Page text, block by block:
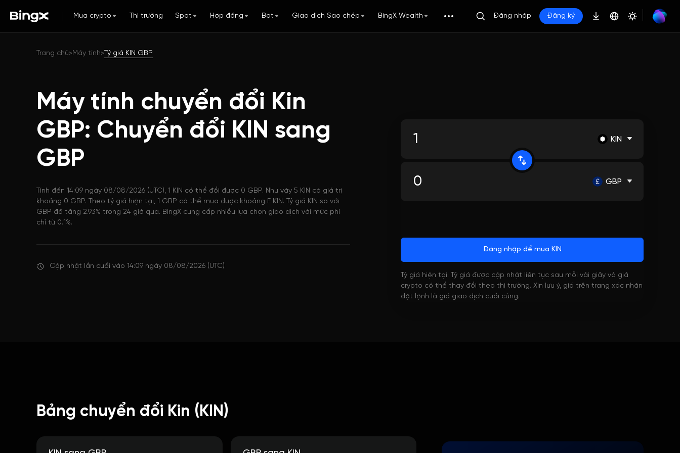
Mua crypto Thị trường Spot Hợp đồng Bot Giao dịch Sao chép BingX Wealth Đăng nhập Đăng ký
Trang chủ>Máy tính> Tỷ giá KIN GBP
Máy tính chuyển đổi Kin
GBP: Chuyển đổi KIN sang
GBP
Tính đến 14:09 ngày 08/08/2026 (UTC), 1 KIN có thể đổi được 0 GBP. Như vậy 5 KIN có giá trị
khoảng 0 GBP. Theo tỷ giá hiện tại, 1 GBP có thể mua được khoảng E KIN. Tỷ giá KIN so với
GBP đã tăng 2.93% trong 24 giờ qua. BingX cung cấp nhiều lựa chọn giao dịch với mức phí
chỉ từ 0.1%.
Cập nhật lần cuối vào 14:09 ngày 08/08/2026 (UTC)
KIN
GBP
Đăng nhập để mua KIN
Tỷ giá hiện tại: Tỷ giá được cập nhật liên tục sau mỗi vài giây và giá
crypto có thể thay đổi theo thị trường. Xin lưu ý, giá trên trang xác nhận
đặt lệnh là giá giao dịch cuối cùng.
Bảng chuyển đổi Kin (KIN)